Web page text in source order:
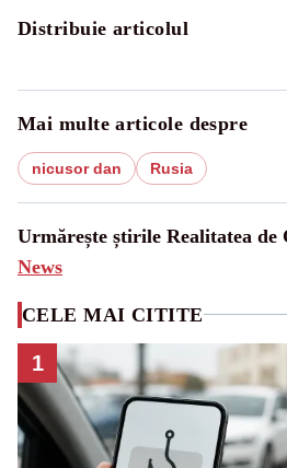
Distribuie articolul
Mai multe articole despre
nicusor dan Rusia
Urmărește știrile Realitatea de
News
CELE MAI CITITE
1